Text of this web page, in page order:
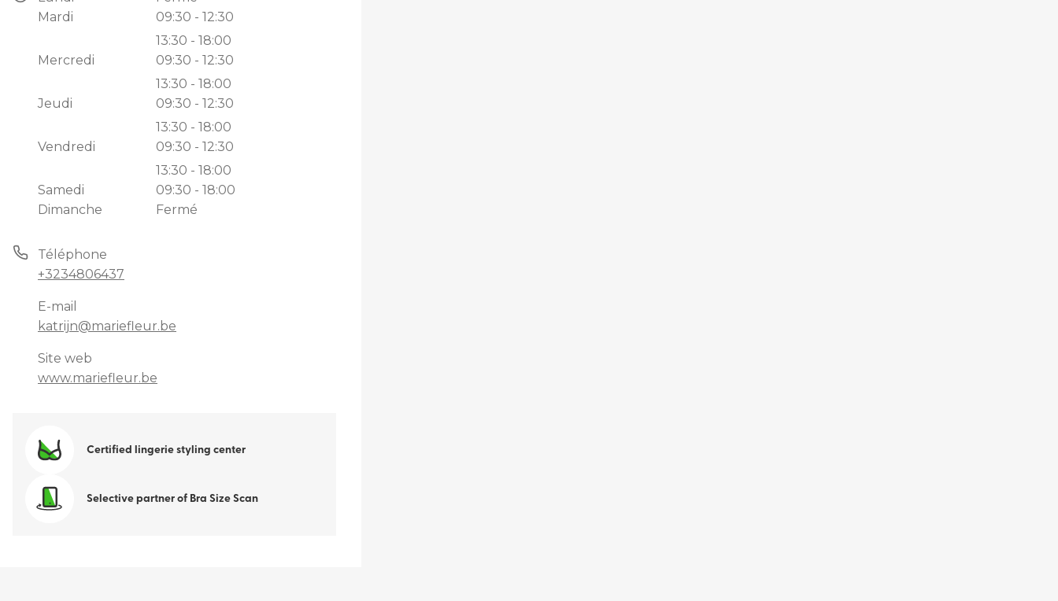
Mardi
09:30 - 12:30
13:30 - 18:00
Mercredi
09:30 - 12:30
13:30 - 18:00
Jeudi
09:30 - 12:30
13:30 - 18:00
Vendredi
09:30 - 12:30
13:30 - 18:00
Samedi
09:30 - 18:00
Dimanche
Fermé
Téléphone
+3234806437
E-mail
katrijn@mariefleur.be
Site web
www.mariefleur.be
Certified lingerie styling center
Selective partner of Bra Size Scan